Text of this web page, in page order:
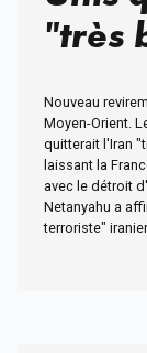
"très
Nouveau
Moyen-Orient.
quitterait l'Iran
laissant la
avec le détroit
Netanyahu a
terroriste"